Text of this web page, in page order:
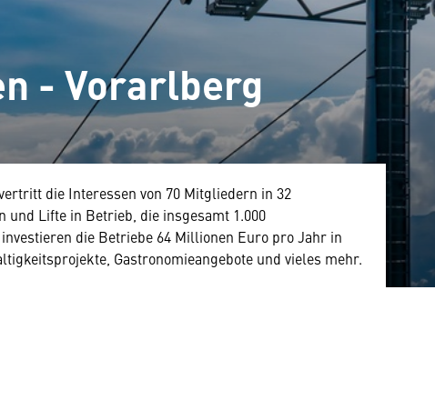
- Vorarlberg
die Interessen von 70 Mitgliedern in 32
und Lifte in Betrieb, die insgesamt 1.000
die Betriebe 64 Millionen Euro pro Jahr in
Gastronomieangebote und vieles mehr.